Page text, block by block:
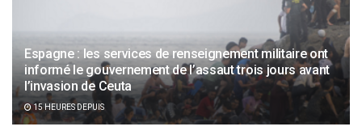
Espagne : les services de renseignement militaire ont
informé le gouvernement de l’assaut trois jours avant
l’invasion de Ceuta
15 HEURES DEPUIS